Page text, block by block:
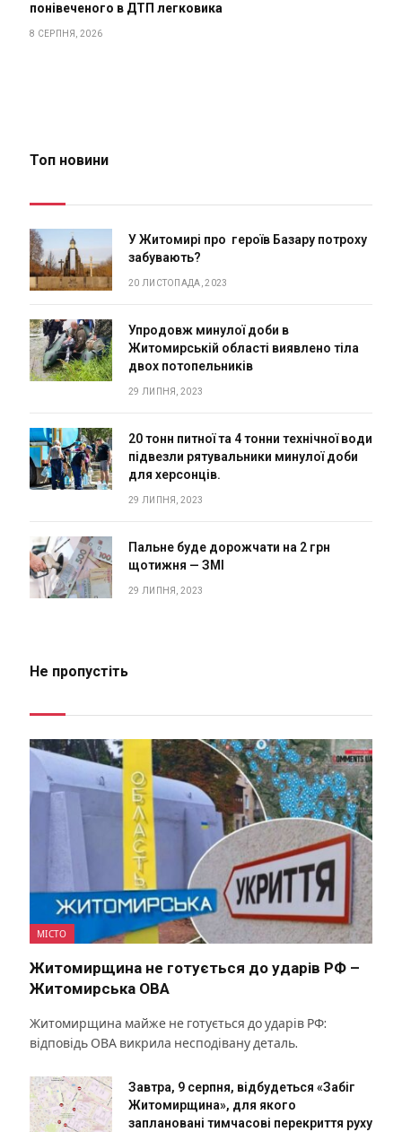
понівеченого в ДТП легковика
8 СЕРПНЯ, 2026
Топ новини
У Житомирі про героїв Базару потроху
забувають?
20 ЛИСТОПАДА, 2023
Упродовж минулої доби в
Житомирській області виявлено тіла
двох потопельників
29 ЛИПНЯ, 2023
20 тонн питної та 4 тонни технічної води
підвезли рятувальники минулої доби
для херсонців.
29 ЛИПНЯ, 2023
Пальне буде дорожчати на 2 грн
щотижня — ЗМІ
29 ЛИПНЯ, 2023
Не пропустіть
МІСТО
Житомирщина не готується до ударів РФ –
Житомирська ОВА
Житомирщина майже не готується до ударів РФ:
відповідь ОВА викрила несподівану деталь.
Завтра, 9 серпня, відбудеться «Забіг
Житомирщина», для якого
заплановані тимчасові перекриття руху